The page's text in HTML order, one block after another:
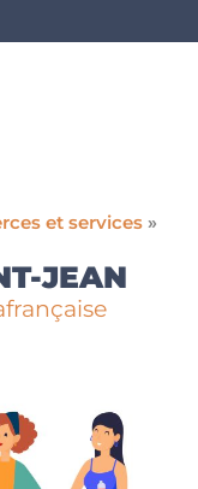
et services »
JEAN